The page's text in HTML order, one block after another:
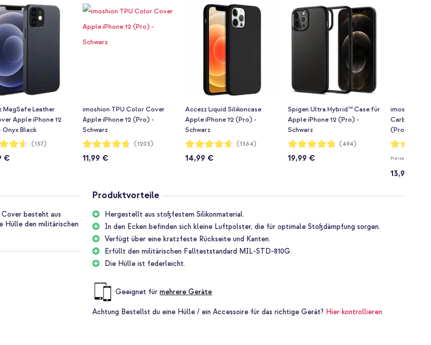
MagSafe Leather
Apple iPhone 12
Black
(137)
€
imoshion TPU Color Cover
Apple iPhone 12 (Pro) -
Schwarz
Bewertung:
94%
(1203)
11,99 €
Accezz Liquid Silikoncase
Apple iPhone 12 (Pro) -
Schwarz
Bewertung:
93%
(1364)
14,99 €
Spigen Ultra Hybrid™ Case für
Apple iPhone 12 (Pro) -
Schwarz
Bewertung:
96%
(494)
19,99 €
imoshion
Carbon
(Pro) -
Bewertung:
96%
Preisempfehlung
13,99 €
besteht aus
Hülle den militärischen
Produktvorteile
Hergestellt aus stoßfestem Silikonmaterial.
In den Ecken befinden sich kleine Luftpolster, die für optimale Stoßdämpfung sorgen.
Verfügt über eine kratzfeste Rückseite und Kanten.
Erfüllt den militärischen Fallteststandard MIL-STD-810G.
Die Hülle ist federleicht.
Geeignet fürmehrere Geräte
Achtung Bestellst du eine Hülle / ein Accessoire für das richtige Gerät? Hier kontrollieren